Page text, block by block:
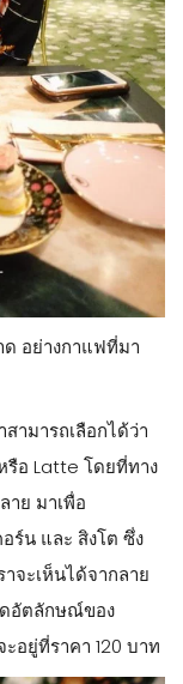
อย่างกาแฟที่มา
ามารถเลือกได้ว่า
รือ Latte โดยที่ทาง
ย มาเพื่อ
ร์น และ สิงโต ซึ่ง
าจะเห็นได้จากลาย
ดอัตลักษณ์ของ
อยู่ที่ราคา 120 บาท